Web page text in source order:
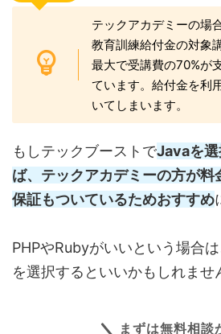
テックアカデミーの場
教育訓練給付金の対象
最大で受講費の70%が
ています。給付金を利
いてしまいます。
もしテックブーストでJavaを
ば、テックアカデミーの方が料
保証もついているためおすすめ
PHPやRubyがいいという場合
を選択するといいかもしれませ
まずは無料相談